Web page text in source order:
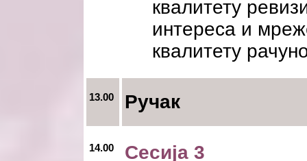
квалитету
интереса и
квалитету
13.00 Ручак
14.00
Сесија 3